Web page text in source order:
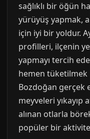
sağlıklı bir öğün
yürüyüş yapmak,
için iyi bir yoldur.
profilleri, ilçenin
yapmayı tercih
hemen tüketilmek
Bozdoğan gerçek
meyveleri yıkayıp
alınan otlarla
popüler bir